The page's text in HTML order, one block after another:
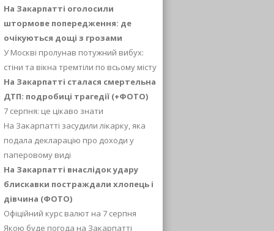
На Закарпатті оголосили
штормове попередження: де
очікуються дощі з грозами
У Москві пролунав потужний вибух:
стіни та вікна тремтіли по всьому місту
На Закарпатті сталася смертельна
ДТП: подробиці трагедії (+ФОТО)
7 серпня: це цікаво знати
На Закарпатті засудили лікарку, яка
подала декларацію про доходи у
паперовому виді
На Закарпатті внаслідок удару
блискавки постраждали хлопець і
дівчина (ФОТО)
Офіційний курс валют на 7 серпня
Якою буде погода на Закарпатті